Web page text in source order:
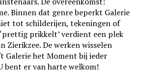
Binnen dat genre beperkt Galerie
tot schilderijen, tekeningen of
prikkelt’ verdient een plek
Zierikzee. De werken wisselen
Galerie het Moment bij ieder
bent er van harte welkom!